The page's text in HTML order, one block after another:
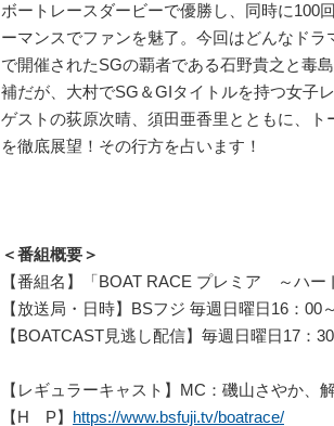
ボートレースダービーで優勝し、同時に100
ーマンスでファンを魅了。今回はどんなド
で開催されたSGの覇者である石野貴之と毒
補だが、大村でSG＆GIタイトルを持つ女子
ゲストの荻原次晴、須田亜香里とともに、
を徹底展望！その行方を占います！
＜番組概要＞
【番組名】「BOAT RACE プレミア ～ハー
【放送局・日時】BSフジ 毎週日曜日16：00
【BOATCAST見逃し配信】毎週日曜日17：
【レギュラーキャスト】MC：磯山さやか、
【H P】
https://www.bsfuji.tv/boatrace/